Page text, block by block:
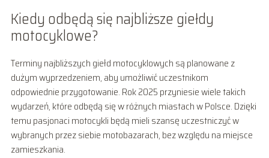
Kiedy odbędą się najbliższe giełdy
motocyklowe?
Terminy najbliższych giełd motocyklowych są planowane z
dużym wyprzedzeniem, aby umożliwić uczestnikom
odpowiednie przygotowanie. Rok 2025 przyniesie wiele takich
wydarzeń, które odbędą się w różnych miastach w Polsce. Dzięki
temu pasjonaci motocykli będą mieli szansę uczestniczyć w
wybranych przez siebie motobazarach, bez względu na miejsce
zamieszkania.